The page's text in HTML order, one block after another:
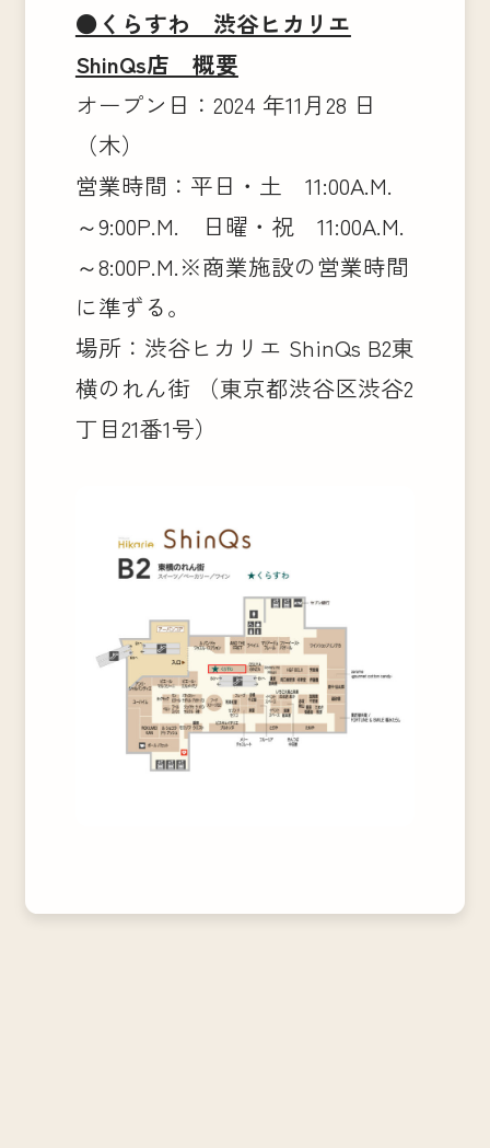
●くらすわ 渋谷ヒカリエ
ShinQs店 概要
オープン日：2024 年11月28 日
（木）
営業時間：平日・土 11:00A.M.
～9:00P.M. 日曜・祝 11:00A.M.
～8:00P.M.※商業施設の営業時間
に準ずる。
場所：渋谷ヒカリエ ShinQs B2東
横のれん街 （東京都渋谷区渋谷2
丁目21番1号）